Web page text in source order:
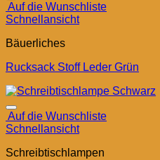
Auf die Wunschliste
Schnellansicht
Bäuerliches
Rucksack Stoff Leder Grün
Auf die Wunschliste
Schnellansicht
Schreibtischlampen